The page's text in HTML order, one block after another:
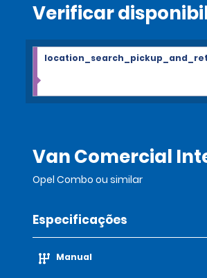
Verificar
Van Comercial
Opel Combo ou similar
Especificações
Manual